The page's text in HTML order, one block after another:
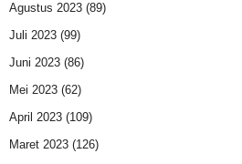
Agustus 2023 (89)
Juli 2023 (99)
Juni 2023 (86)
Mei 2023 (62)
April 2023 (109)
Maret 2023 (126)